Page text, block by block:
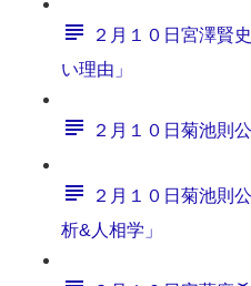
２月１０日宮澤賢
い理由」
２月１０日菊池則
２月１０日菊池則
析&人相学」